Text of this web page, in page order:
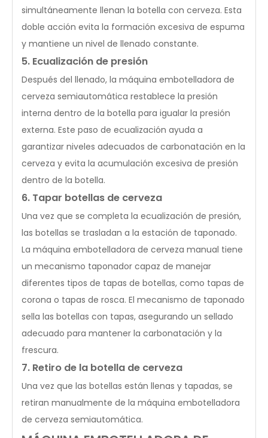
simultáneamente llenan la botella con cerveza. Esta
doble acción evita la formación excesiva de espuma
y mantiene un nivel de llenado constante.
5. Ecualización de presión
Después del llenado, la máquina embotelladora de
cerveza semiautomática restablece la presión
interna dentro de la botella para igualar la presión
externa. Este paso de ecualización ayuda a
garantizar niveles adecuados de carbonatación en la
cerveza y evita la acumulación excesiva de presión
dentro de la botella.
6. Tapar botellas de cerveza
Una vez que se completa la ecualización de presión,
las botellas se trasladan a la estación de taponado.
La máquina embotelladora de cerveza manual tiene
un mecanismo taponador capaz de manejar
diferentes tipos de tapas de botellas, como tapas de
corona o tapas de rosca. El mecanismo de taponado
sella las botellas con tapas, asegurando un sellado
adecuado para mantener la carbonatación y la
frescura.
7. Retiro de la botella de cerveza
Una vez que las botellas están llenas y tapadas, se
retiran manualmente de la máquina embotelladora
de cerveza semiautomática.